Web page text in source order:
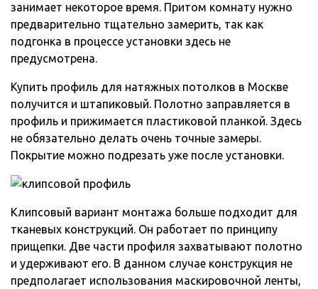
занимает некоторое время. Притом комнату нужно
предварительно тщательно замерить, так как
подгонка в процессе установки здесь не
предусмотрена.
Купить профиль для натяжных потолков в Москве
получится и штапиковый. Полотно заправляется в
профиль и прижимается пластиковой планкой. Здесь
не обязательно делать очень точные замеры.
Покрытие можно подрезать уже после установки.
Клипсовый вариант монтажа больше подходит для
тканевых конструкций. Он работает по принципу
прищепки. Две части профиля захватывают полотно
и удерживают его. В данном случае конструкция не
предполагает использования маскировочной ленты,